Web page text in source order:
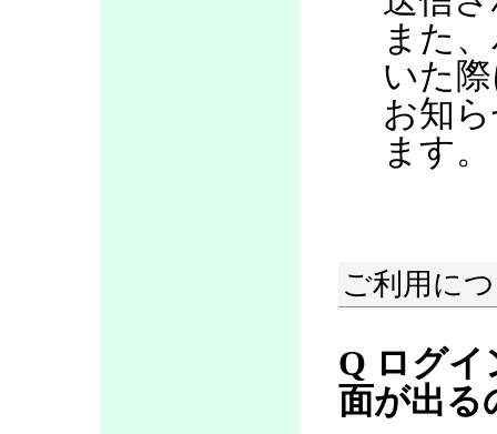
また
いた
お知
ます。
ご利用に
Q ログ
面が出る